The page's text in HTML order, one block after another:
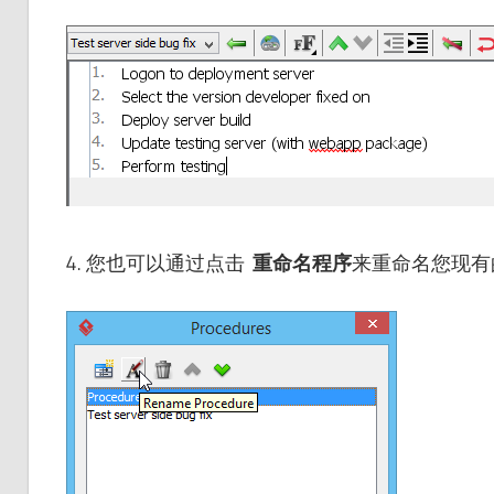
4. 您也可以通过点击 重命名程序来重命名您现